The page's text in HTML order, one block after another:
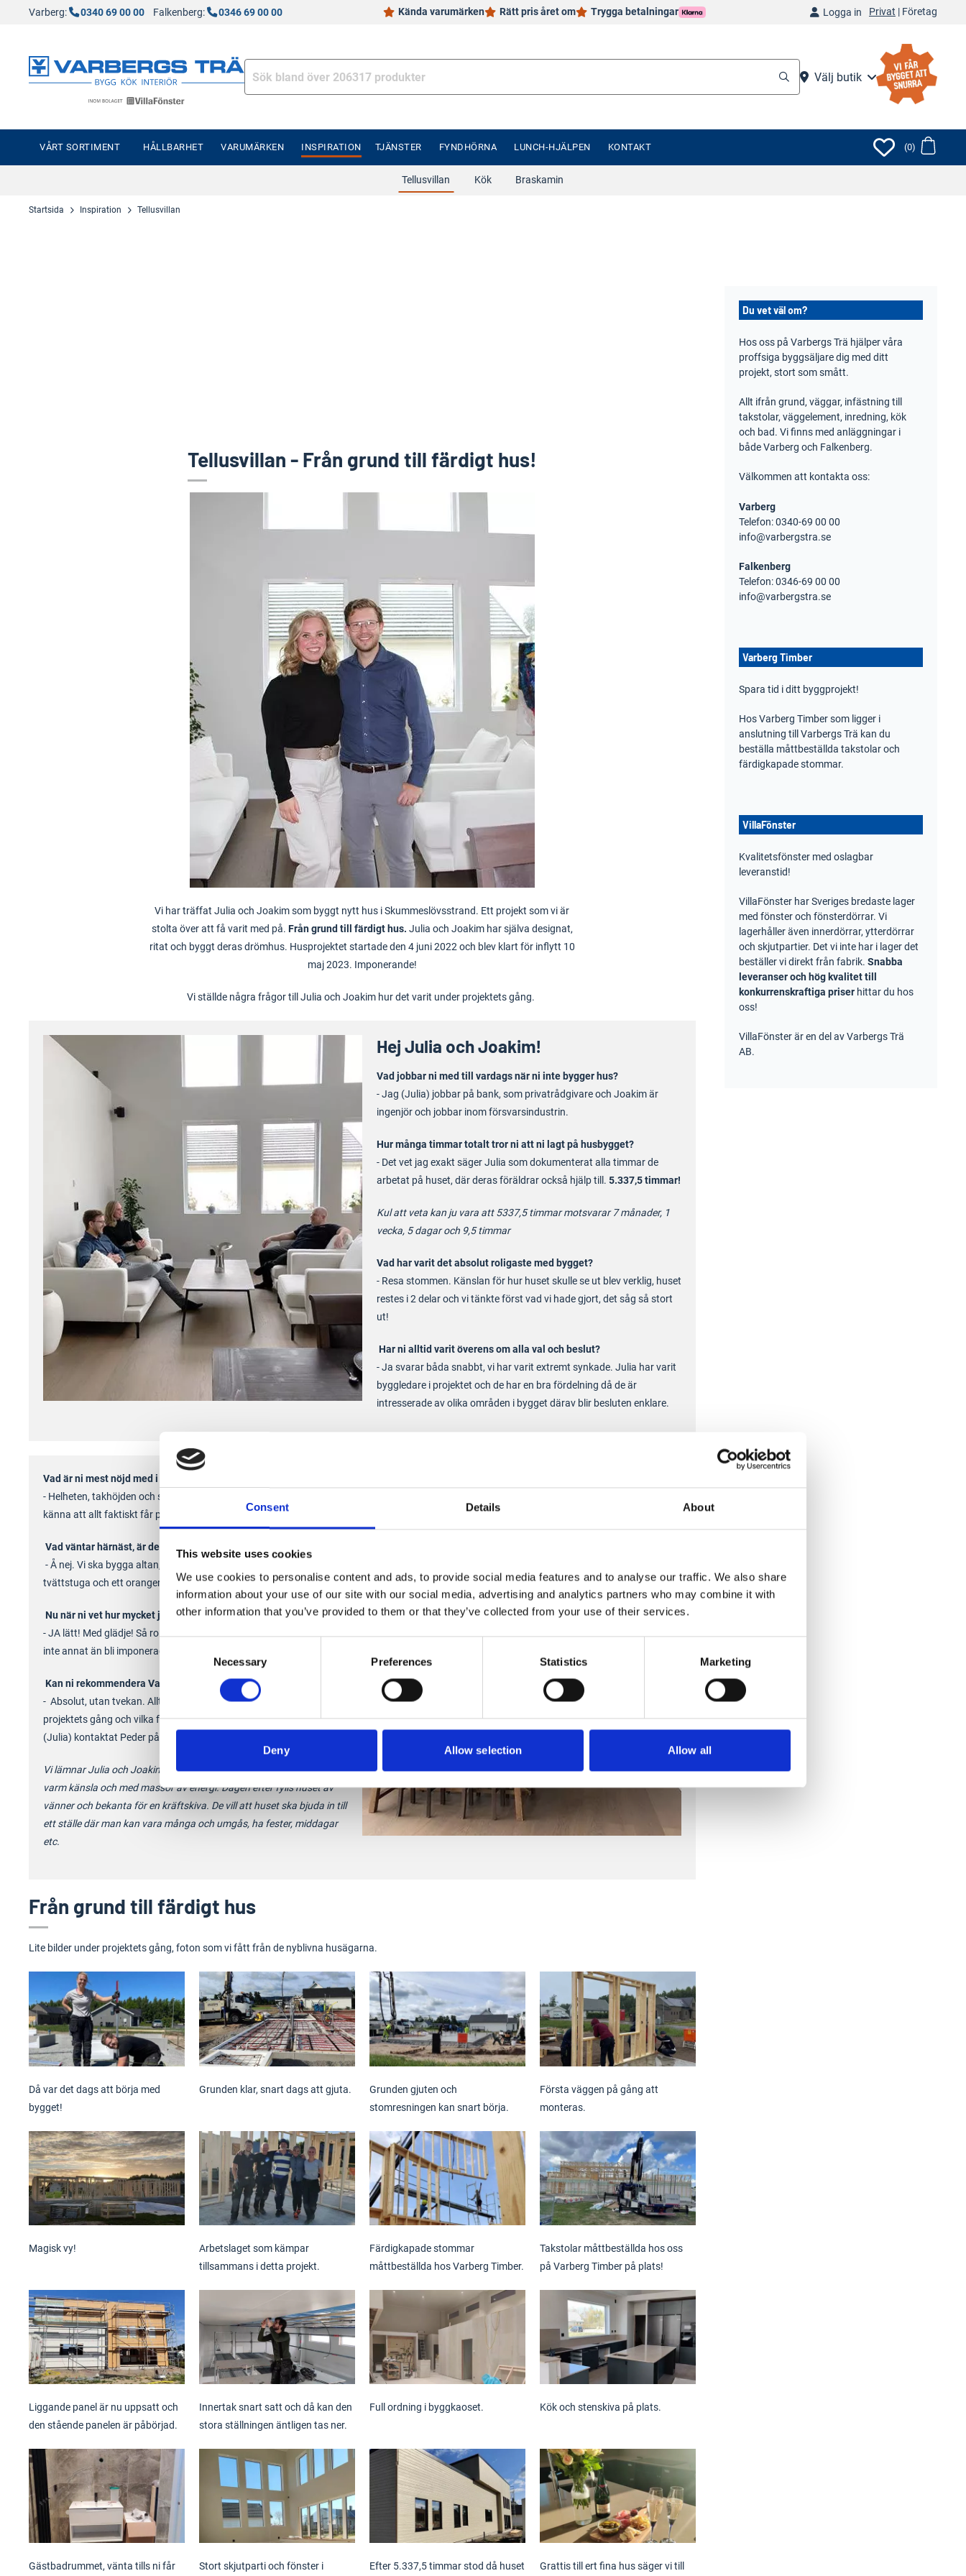
Consent Details About
This website uses cookies
We use cookies to personalise content and ads, to provide social media features and to analyse our traffic. We also share
information about your use of our site with our social media, advertising and analytics partners who may combine it with
other information that you’ve provided to them or that they’ve collected from your use of their services.
Necessary Preferences Statistics Marketing
Deny Allow selection Allow all
Varberg: 0340 69 00 00 Falkenberg: 0346 69 00 00 Kända varumärken Rätt pris året om Trygga betalningar Logga in Privat | Företag
Välj butik
VÅRT SORTIMENT HÅLLBARHET VARUMÄRKEN INSPIRATION TJÄNSTER FYNDHÖRNA LUNCH-HJÄLPEN KONTAKT (0)
Tellusvillan Kök Braskamin
Startsida Inspiration Tellusvillan
Tellusvillan - Från grund till färdigt hus!
Vi har träffat Julia och Joakim som byggt nytt hus i Skummeslövsstrand. Ett projekt som vi är
stolta över att få varit med på. Från grund till färdigt hus. Julia och Joakim har själva designat,
ritat och byggt deras drömhus. Husprojektet startade den 4 juni 2022 och blev klart för inflytt 10
maj 2023. Imponerande!
Vi ställde några frågor till Julia och Joakim hur det varit under projektets gång.
Hej Julia och Joakim!
Vad jobbar ni med till vardags när ni inte bygger hus?
- Jag (Julia) jobbar på bank, som privatrådgivare och Joakim är
ingenjör och jobbar inom försvarsindustrin.
Hur många timmar totalt tror ni att ni lagt på husbygget?
- Det vet jag exakt säger Julia som dokumenterat alla timmar de
arbetat på huset, där deras föräldrar också hjälp till. 5.337,5 timmar!
Kul att veta kan ju vara att 5337,5 timmar motsvarar 7 månader, 1
vecka, 5 dagar och 9,5 timmar
Vad har varit det absolut roligaste med bygget?
- Resa stommen. Känslan för hur huset skulle se ut blev verklig, huset
restes i 2 delar och vi tänkte först vad vi hade gjort, det såg så stort
ut!
Har ni alltid varit överens om alla val och beslut?
- Ja svarar båda snabbt, vi har varit extremt synkade. Julia har varit
byggledare i projektet och de har en bra fördelning då de är
intresserade av olika områden i bygget därav blir besluten enklare.
Vad är ni mest nöjd med i huset?
- Helheten, takhöjden och skafferiet, som man kan ”vandra in i” och
känna att allt faktiskt får plats.
Vad väntar härnäst, är det slut på projekt nu
- Å nej. Vi ska bygga altan, lägga sten på framsidan, entré,
tvättstuga och ett orangeri t.ex.
Nu när ni vet hur mycket jobb det var, skulle ni göra om det?
- JA lätt! Med glädje! Så roligt projekt svarar de båda och man kan ju
inte annat än bli imponerad av dessa 2 fantastiska människor.
Kan ni rekommendera Varbergs Trä till andra?
- Absolut, utan tvekan. Allt har flutit på hur bra som helst under
projektets gång och vilka frågor som än har dykt upp så har jag
(Julia) kontaktat Peder på Varbergs Trä och alltid fått svar.
Vi lämnar Julia och Joakim en regnig fredagseftermiddag med en
varm känsla och med massor av energi. Dagen efter fylls huset av
vänner och bekanta för en kräftskiva. De vill att huset ska bjuda in till
ett ställe där man kan vara många och umgås, ha fester, middagar
etc.
Från grund till färdigt hus
Lite bilder under projektets gång, foton som vi fått från de nyblivna husägarna.
Då var det dags att börja med
bygget!
Grunden klar, snart dags att gjuta.
Grunden gjuten och
stomresningen kan snart börja.
Första väggen på gång att
monteras.
Magisk vy!
Arbetslaget som kämpar
tillsammans i detta projekt.
Färdigkapade stommar
måttbeställda hos Varberg Timber.
Takstolar måttbeställda hos oss
på Varberg Timber på plats!
Liggande panel är nu uppsatt och
den stående panelen är påbörjad.
Innertak snart satt och då kan den
stora ställningen äntligen tas ner.
Full ordning i byggkaoset. Kök och stenskiva på plats.
Gästbadrummet, vänta tills ni får Stort skjutparti och fönster i Efter 5.337,5 timmar stod då huset Grattis till ert fina hus säger vi till
Du vet väl om?
Hos oss på Varbergs Trä hjälper våra
proffsiga byggsäljare dig med ditt
projekt, stort som smått.
Allt ifrån grund, väggar, infästning till
takstolar, väggelement, inredning, kök
och bad. Vi finns med anläggningar i
både Varberg och Falkenberg.
Välkommen att kontakta oss:
Varberg
Telefon: 0340-69 00 00
info@varbergstra.se
Falkenberg
Telefon: 0346-69 00 00
info@varbergstra.se
Varberg Timber
Spara tid i ditt byggprojekt!
Hos Varberg Timber som ligger i
anslutning till Varbergs Trä kan du
beställa måttbeställda takstolar och
färdigkapade stommar.
VillaFönster
Kvalitetsfönster med oslagbar
leveranstid!
VillaFönster har Sveriges bredaste lager
med fönster och fönsterdörrar. Vi
lagerhåller även innerdörrar, ytterdörrar
och skjutpartier. Det vi inte har i lager det
beställer vi direkt från fabrik. Snabba
leveranser och hög kvalitet till
konkurrenskraftiga priser hittar du hos
oss!
VillaFönster är en del av Varbergs Trä
AB.